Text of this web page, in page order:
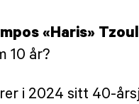
«Haris»
10 år?
i 2024 sitt 40-